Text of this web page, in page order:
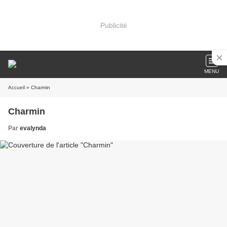
Publicité
MENU
Accueil » Charmin
Charmin
Par evalynda